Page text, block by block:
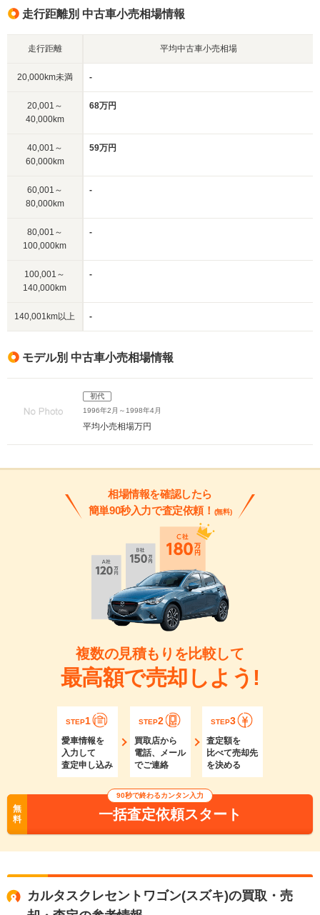
走行距離別 中古車小売相場情報
走行距離 平均中古車小売相場
20,000km未満 -
20,001～
40,000km
68万円
40,001～
60,000km
59万円
60,001～
80,000km
-
80,001～
100,000km
-
100,001～
140,000km
-
140,001km以上 -
モデル別 中古車小売相場情報
初代
1996年2月～1998年4月
平均小売相場万円
相場情報を確認したら
簡単90秒入力で査定依頼！ (無料)
複数の見積もりを比較して
最高額で売却しよう!
STEP1
愛車情報を
入力して
査定申し込み
STEP2
買取店から
電話、メール
でご連絡
STEP3
査定額を
比べて売却先
を決める
無
料
90秒で終わるカンタン入力
一括査定依頼スタート
カルタスクレセントワゴン(スズキ)の買取・売